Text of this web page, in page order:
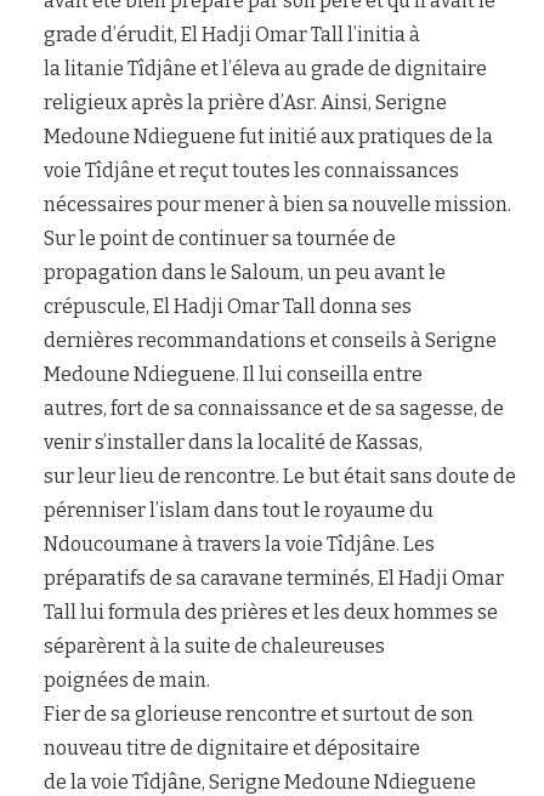
grade d’érudit, El Hadji Omar Tall l’initia à
la litanie Tîdjâne et l’éleva au grade de dignitaire
religieux après la prière d’Asr. Ainsi, Serigne
Medoune Ndieguene fut initié aux pratiques de la
voie Tîdjâne et reçut toutes les connaissances
nécessaires pour mener à bien sa nouvelle mission.
Sur le point de continuer sa tournée de
propagation dans le Saloum, un peu avant le
crépuscule, El Hadji Omar Tall donna ses
dernières recommandations et conseils à Serigne
Medoune Ndieguene. Il lui conseilla entre
autres, fort de sa connaissance et de sa sagesse, de
venir s’installer dans la localité de Kassas,
sur leur lieu de rencontre. Le but était sans doute de
pérenniser l’islam dans tout le royaume du
Ndoucoumane à travers la voie Tîdjâne. Les
préparatifs de sa caravane terminés, El Hadji Omar
Tall lui formula des prières et les deux hommes se
séparèrent à la suite de chaleureuses
poignées de main.
Fier de sa glorieuse rencontre et surtout de son
nouveau titre de dignitaire et dépositaire
de la voie Tîdjâne, Serigne Medoune Ndieguene